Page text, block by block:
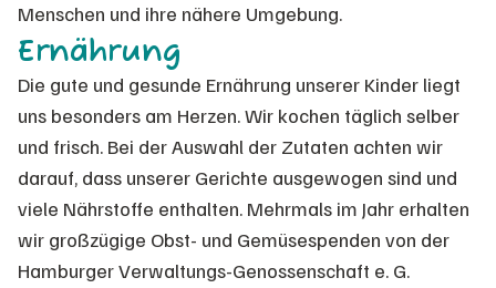
Menschen und ihre nähere Umgebung.
Ernährung
Die gute und gesunde Ernährung unserer Kinder liegt
uns besonders am Herzen. Wir kochen täglich selber
und frisch. Bei der Auswahl der Zutaten achten wir
darauf, dass unserer Gerichte ausgewogen sind und
viele Nährstoffe enthalten. Mehrmals im Jahr erhalten
wir großzügige Obst- und Gemüsespenden von der
Hamburger Verwaltungs-Genossenschaft e. G.